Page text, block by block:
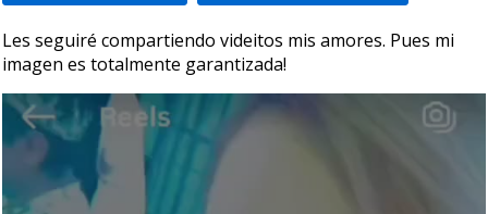
Les seguiré compartiendo videitos mis amores. Pues mi
imagen es totalmente garantizada!